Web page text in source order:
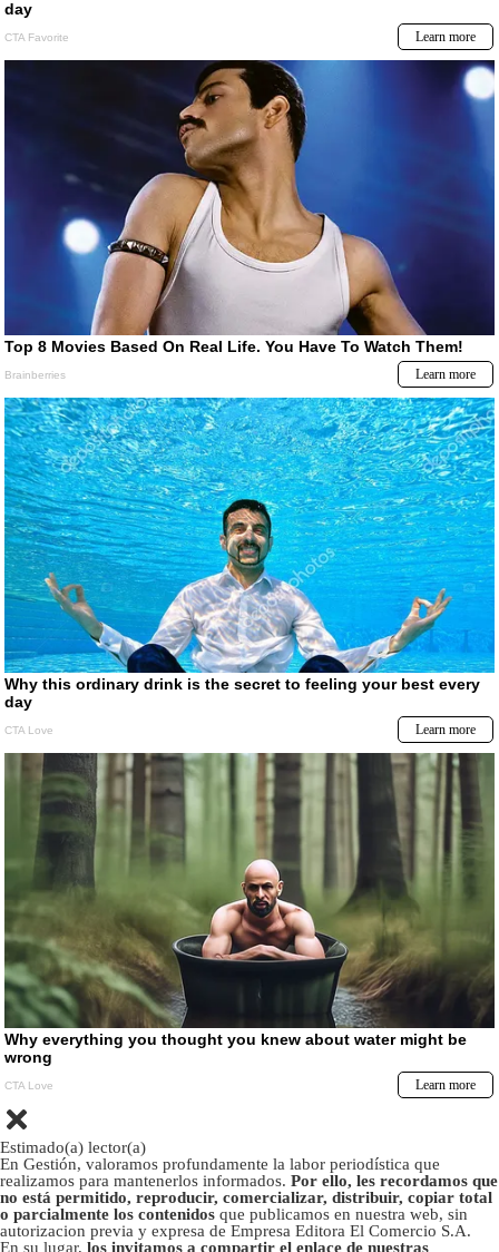
Estimado(a) lector(a)
En Gestión, valoramos profundamente la labor periodística que
realizamos para mantenerlos informados. Por ello, les recordamos que
no está permitido, reproducir, comercializar, distribuir, copiar total
o parcialmente los contenidos que publicamos en nuestra web, sin
autorizacion previa y expresa de Empresa Editora El Comercio S.A.
En su lugar, los invitamos a compartir el enlace de nuestras